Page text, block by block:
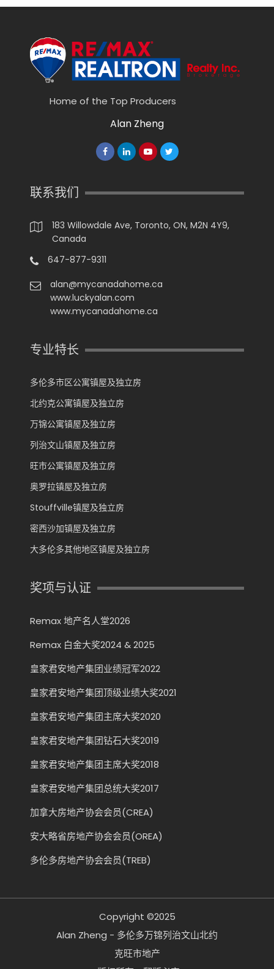
Home of the Top Producers
Alan Zheng
联系我们
183 Willowdale Ave, Toronto, ON, M2N 4Y9,
Canada
647-877-9311
alan@mycanadahome.ca
www.luckyalan.com
www.mycanadahome.ca
专业特长
多伦多市区公寓镇屋及独立房
北约克公寓镇屋及独立房
万锦公寓镇屋及独立房
列治文山镇屋及独立房
旺市公寓镇屋及独立房
奥罗拉镇屋及独立房
Stouffville镇屋及独立房
密西沙加镇屋及独立房
大多伦多其他地区镇屋及独立房
奖项与认证
Remax 地产名人堂2026
Remax 白金大奖2024 & 2025
皇家君安地产集团业绩冠军2022
皇家君安地产集团顶级业绩大奖2021
皇家君安地产集团主席大奖2020
皇家君安地产集团钻石大奖2019
皇家君安地产集团主席大奖2018
皇家君安地产集团总统大奖2017
加拿大房地产协会会员(CREA)
安大略省房地产协会会员(OREA)
多伦多房地产协会会员(TREB)
Copyright ©2025
Alan Zheng - 多伦多万锦列治文山北约
克旺市地产